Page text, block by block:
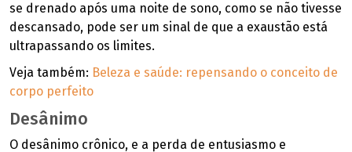
se drenado após uma noite de sono, como se não tivesse
descansado, pode ser um sinal de que a exaustão está
ultrapassando os limites.
Veja também: Beleza e saúde: repensando o conceito de
corpo perfeito
Desânimo
O desânimo crônico, e a perda de entusiasmo e